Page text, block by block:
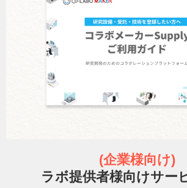
(企業様向け)
ラボ提供者様向けサー